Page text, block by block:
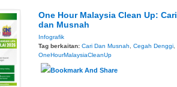
One Hour Malaysia Clean Up: Cari
dan Musnah
Infografik
Tag berkaitan:Cari Dan Musnah ,Cegah Denggi
OneHourMalaysiaCleanUp